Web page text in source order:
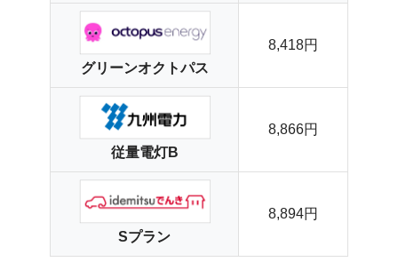
グリーンオクトパス
8,418円
従量電灯B
8,866円
Sプラン
8,894円